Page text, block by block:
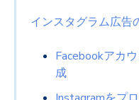
インスタグラム広告
Facebookアカ
成